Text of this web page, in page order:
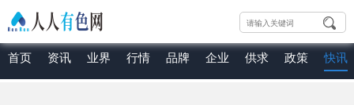
首页 资讯 业界 行情 品牌 企业 供求 政策 快讯